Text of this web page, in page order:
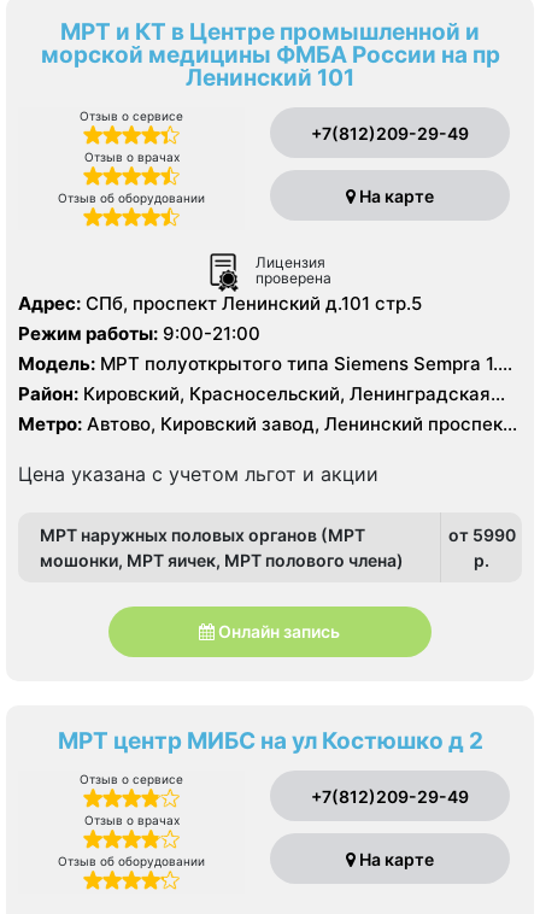
МРТ и КТ в Центре промышленной и
морской медицины ФМБА России на пр
Ленинский 101
Отзыв о сервисе
Отзыв о врачах
Отзыв об оборудовании
+7(812)209-29-49
На карте
Лицензия
проверена
Адрес: СПб, проспект Ленинский д.101 стр.5
Режим работы: 9:00-21:00
Модель: МРТ полуоткрытого типа Siemens Sempra 1.5
Тесла, КТ GE revolution Maxima 128 срезов,
Район: Кировский, Красносельский, Ленинградская
область, Петродворцовый
Метро: Автово, Кировский завод, Ленинский проспект,
Цена указана с учетом льгот и акции
МРТ наружных половых органов (МРТ
мошонки, МРТ яичек, МРТ полового члена)
от 5990
p.
Онлайн запись
МРТ центр МИБС на ул Костюшко д 2
Отзыв о сервисе
Отзыв о врачах
Отзыв об оборудовании
+7(812)209-29-49
На карте